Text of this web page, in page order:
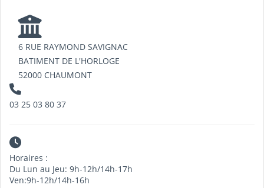
6 RUE RAYMOND SAVIGNAC
BATIMENT DE L'HORLOGE
52000 CHAUMONT
03 25 03 80 37
Horaires :
Du Lun au Jeu: 9h-12h/14h-17h
Ven:9h-12h/14h-16h